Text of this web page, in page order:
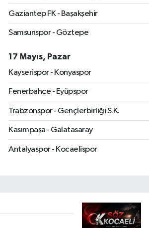
Gaziantep FK - Başakşehir
Samsunspor - Göztepe
17 Mayıs, Pazar
Kayserispor - Konyaspor
Fenerbahçe - Eyüpspor
Trabzonspor - Gençlerbirliği S.K.
Kasımpaşa - Galatasaray
Antalyaspor - Kocaelispor